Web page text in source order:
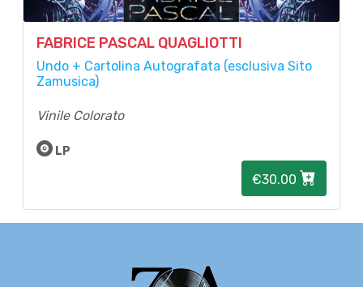
FABRICE PASCAL QUAGLIOTTI
Undo + Cartolina Autografata (esclusiva Sito
Zamusica)
Vinile Colorato
LP
€30.00